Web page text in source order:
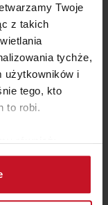
Twoje
z takich
tychże,
użytkowników i
tego, kto
to robi.
również:
lokalizacji
do kilku metrów
aktywnie